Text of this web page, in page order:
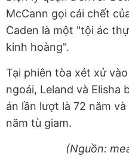
McCann gọi cái chết
Caden là một "tội ác
kinh hoàng".
Tại phiên tòa xét xử
ngoái, Leland và Elisha
án lần lượt là 72 năm và
năm tù giam.
(Nguồn: